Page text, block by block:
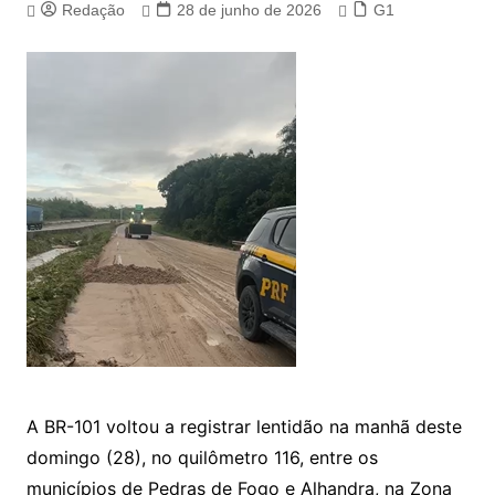
Redação 28 de junho de 2026 G1
A BR-101 voltou a registrar lentidão na manhã deste
domingo (28), no quilômetro 116, entre os
municípios de Pedras de Fogo e Alhandra, na Zona